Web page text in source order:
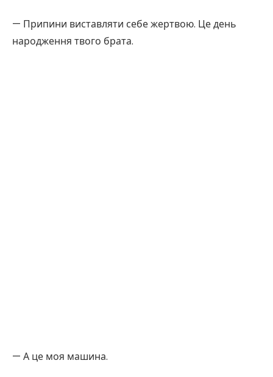
— Припини виставляти себе жертвою. Це день
народження твого брата.
— А це моя машина.